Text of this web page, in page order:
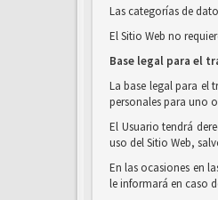
Las categorías de
El Sitio Web no
Base legal para el
La base legal para el
personales para uno
El Usuario tendrá
uso del Sitio Web,
En las ocasiones en
le informará en caso